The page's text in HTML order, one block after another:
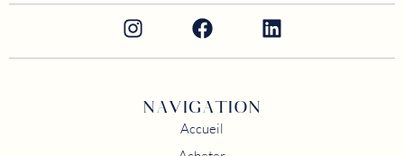
NAVIGATION
Accueil